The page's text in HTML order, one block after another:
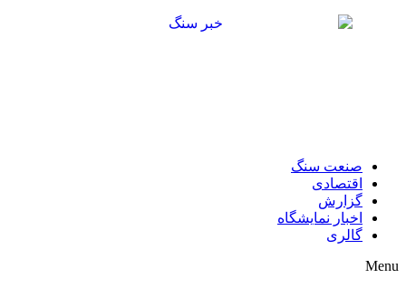
صنعت سنگ
اقتصادی
گزارش
اخبار نمایشگاه
گالری
Menu